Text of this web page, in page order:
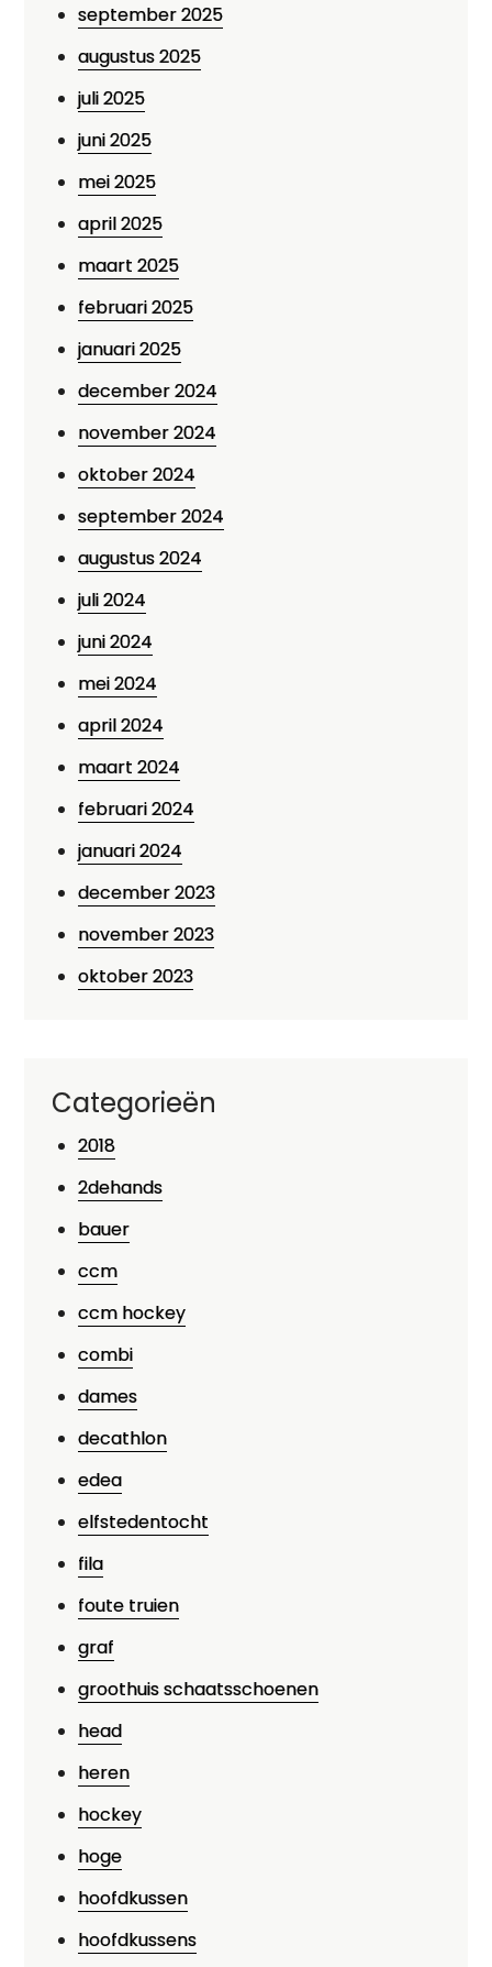
september 2025
augustus 2025
juli 2025
juni 2025
mei 2025
april 2025
maart 2025
februari 2025
januari 2025
december 2024
november 2024
oktober 2024
september 2024
augustus 2024
juli 2024
juni 2024
mei 2024
april 2024
maart 2024
februari 2024
januari 2024
december 2023
november 2023
oktober 2023
Categorieën
2018
2dehands
bauer
ccm
ccm hockey
combi
dames
decathlon
edea
elfstedentocht
fila
foute truien
graf
groothuis schaatsschoenen
head
heren
hockey
hoge
hoofdkussen
hoofdkussens